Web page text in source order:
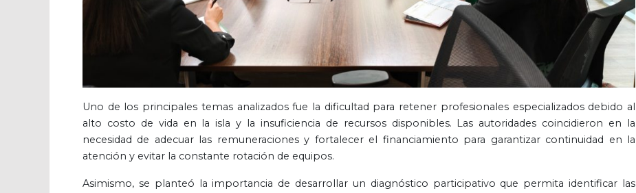
Uno de los principales temas analizados fue la dificultad para retener profesionales especializados debido al
alto costo de vida en la isla y la insuficiencia de recursos disponibles. Las autoridades coincidieron en la
necesidad de adecuar las remuneraciones y fortalecer el financiamiento para garantizar continuidad en la
atención y evitar la constante rotación de equipos.
Asimismo, se planteó la importancia de desarrollar un diagnóstico participativo que permita identificar las